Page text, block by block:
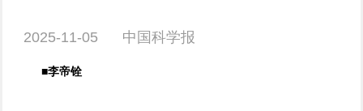
2025-11-05 中国科学报
■李帝铨